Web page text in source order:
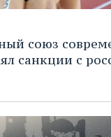
союз
санкции с